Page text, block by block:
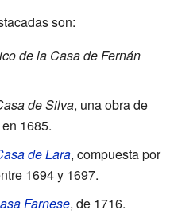
son:
de la Casa de Fernán
de Silva, una obra de
1685.
de Lara, compuesta por
1694 y 1697.
Farnese, de 1716.